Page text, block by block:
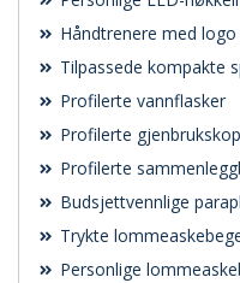
Håndtrenere med logo
Tilpassede kompakte
Profilerte vannflasker
Profilerte
Profilerte
Budsjettvennlige
Trykte
Personlige